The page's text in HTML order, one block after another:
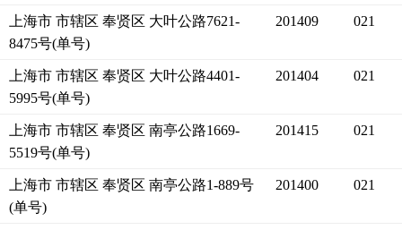
上海市 市辖区 奉贤区 大叶公路7621-
8475号(单号)
201409 021
上海市 市辖区 奉贤区 大叶公路4401-
5995号(单号)
201404 021
上海市 市辖区 奉贤区 南亭公路1669-
5519号(单号)
201415 021
上海市 市辖区 奉贤区 南亭公路1-889号
(单号)
201400 021